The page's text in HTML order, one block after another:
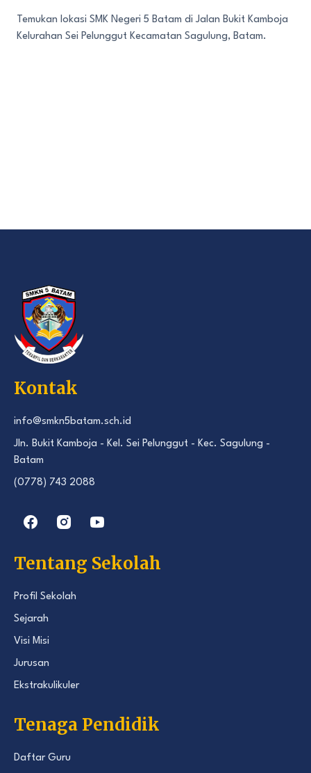
Temukan lokasi SMK Negeri 5 Batam di Jalan Bukit Kamboja
Kelurahan Sei Pelunggut Kecamatan Sagulung, Batam.
Kontak
info@smkn5batam.sch.id
Jln. Bukit Kamboja - Kel. Sei Pelunggut - Kec. Sagulung -
Batam
(0778) 743 2088
Tentang Sekolah
Profil Sekolah
Sejarah
Visi Misi
Jurusan
Ekstrakulikuler
Tenaga Pendidik
Daftar Guru